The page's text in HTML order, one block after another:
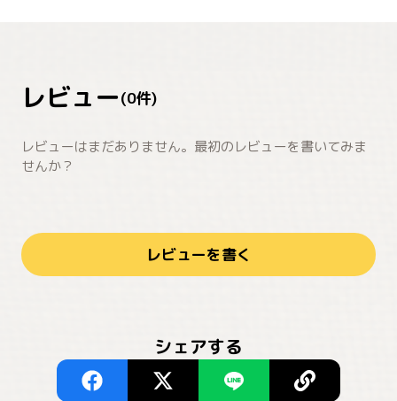
レビュー(0件)
レビューはまだありません。最初のレビューを書いてみま
せんか？
レビューを書く
シェアする